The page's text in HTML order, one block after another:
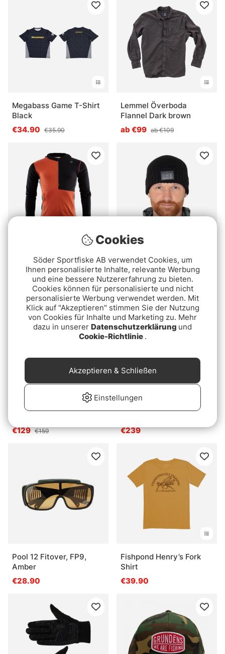
Megabass Game T-Shirt
Black
€34.90 €35.90
Lemmel Överboda
Flannel Dark brown
ab €99 ab €109
Aclima WarmWool
Hoodsweater w/zip M's
Jet Black/RC/NA
Guideline Black Gnat
Beanie - Black
€29.99
Howler Chisos Fleece
€129 €159
Megabass Wilderness
Yellow
€239
Pool 12 Fitover, FP9,
Amber
€28.90
Fishpond Henry’s Fork
Shirt
€39.90
Cookies
Söder Sportfiske AB verwendet Cookies, um
Ihnen personalisierte Inhalte, relevante Werbung
und eine bessere Nutzererfahrung zu bieten.
Cookies können für personalisierte und nicht
personalisierte Werbung verwendet werden. Mit
Klick auf "Akzeptieren" stimmen Sie der Nutzung
von Cookies für Inhalte und Marketing zu. Mehr
dazu in unserer Datenschutzerklärung und
Cookie-Richtlinie .
Einstellungen
Akzeptieren & Schließen